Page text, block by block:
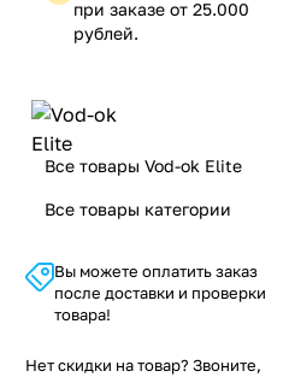
при заказе от 25.000
рублей.
Все товары Vod-ok Elite
Все товары категории
Вы можете оплатить заказ
после доставки и проверки
товара!
Нет скидки на товар? Звоните,